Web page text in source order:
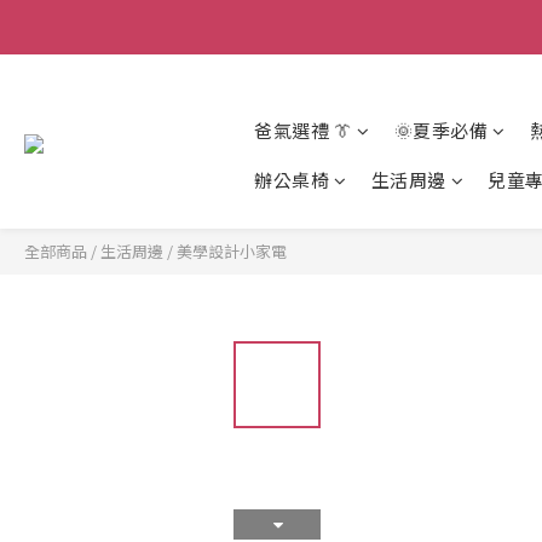
爸氣選禮 👔 🌞夏季必備
辦公桌椅
生活周邊 兒童
全部商品 / 生活周邊 / 美學設計小家電